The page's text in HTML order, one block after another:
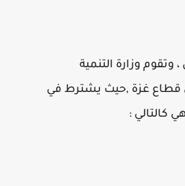
وزارة التنمية
قطاع غزة ,حيث يشترط في